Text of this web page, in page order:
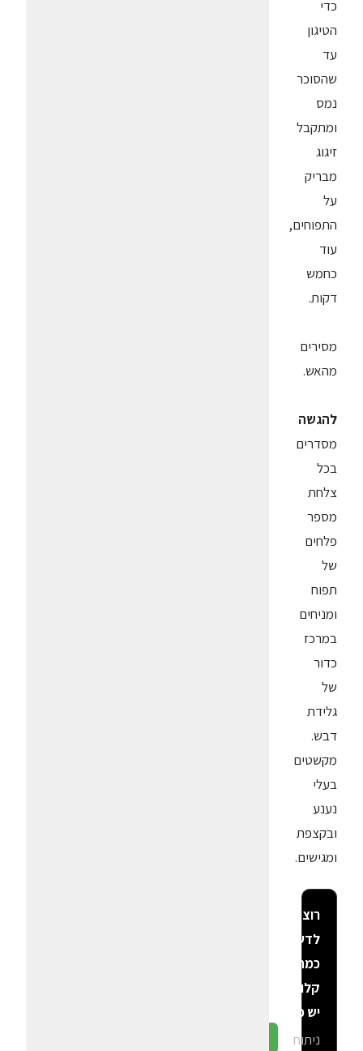
כדי
הטיגון
עד
שהסוכר
נמס
ומתקבל
זיגוג
מבריק
על
התפוחים,
עוד
כחמש
דקות.
מסירים
מהאש.
להגשה
מסדרים
בכל
צלחת
מספר
פלחים
של
תפוח
ומניחים
במרכז
כדור
של
גלידת
דבש.
מקשטים
בעלי
נענע
ובקצפת
ומגישים.
רוצה
לדעת
כמה
קלוריות
יש פה?
ניתוח